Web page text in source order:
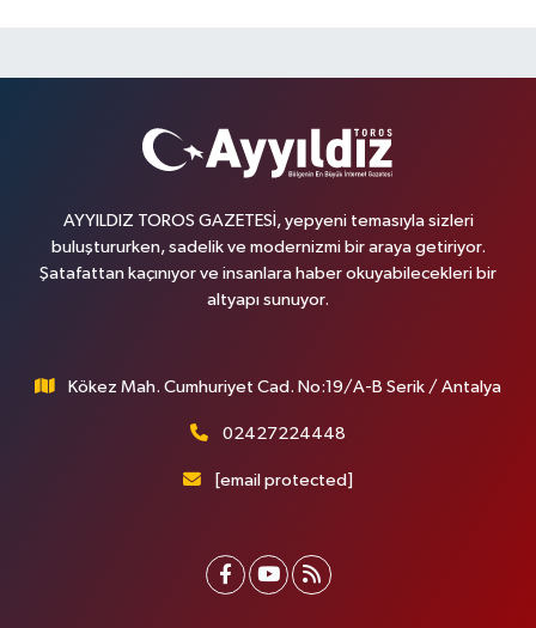
AYYILDIZ TOROS GAZETESİ, yepyeni temasıyla sizleri
buluştururken, sadelik ve modernizmi bir araya getiriyor.
Şatafattan kaçınıyor ve insanlara haber okuyabilecekleri bir
altyapı sunuyor.
Kökez Mah. Cumhuriyet Cad. No:19/A-B Serik / Antalya
02427224448
[email protected]